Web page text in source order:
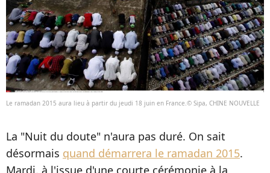
Le ramadan 2015 aura lieu à partir du jeudi 18 juin en France.© Sipa, CHINE NOUVELLE
La "Nuit du doute" n'aura pas duré. On sait
désormais quand démarrera le ramadan 2015.
Mardi, à l'issue d'une courte cérémonie à la